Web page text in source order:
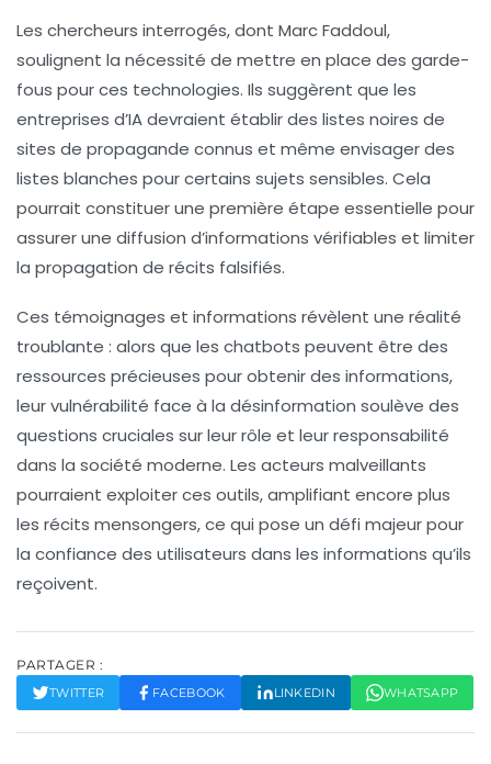
Les chercheurs interrogés, dont Marc Faddoul,
soulignent la nécessité de mettre en place des garde-
fous pour ces technologies. Ils suggèrent que les
entreprises d’IA devraient établir des listes noires de
sites de propagande connus et même envisager des
listes blanches pour certains sujets sensibles. Cela
pourrait constituer une première étape essentielle pour
assurer une diffusion d’informations vérifiables et limiter
la propagation de récits falsifiés.
Ces témoignages et informations révèlent une réalité
troublante : alors que les chatbots peuvent être des
ressources précieuses pour obtenir des informations,
leur vulnérabilité face à la désinformation soulève des
questions cruciales sur leur rôle et leur responsabilité
dans la société moderne. Les acteurs malveillants
pourraient exploiter ces outils, amplifiant encore plus
les récits mensongers, ce qui pose un défi majeur pour
la confiance des utilisateurs dans les informations qu’ils
reçoivent.
PARTAGER :
TWITTER FACEBOOK LINKEDIN WHATSAPP